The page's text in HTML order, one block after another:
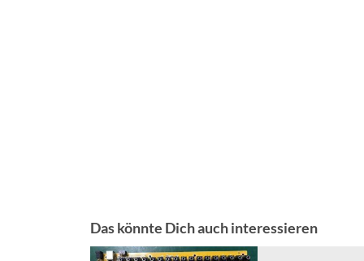
Das könnte Dich auch interessieren